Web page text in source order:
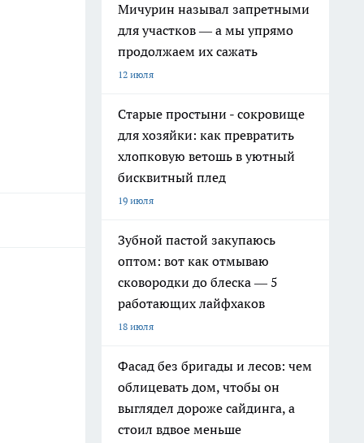
Мичурин называл запретными
для участков — а мы упрямо
продолжаем их сажать
12 июля
Старые простыни - сокровище
для хозяйки: как превратить
хлопковую ветошь в уютный
бисквитный плед
19 июля
Зубной пастой закупаюсь
оптом: вот как отмываю
сковородки до блеска — 5
работающих лайфхаков
18 июля
Фасад без бригады и лесов: чем
облицевать дом, чтобы он
выглядел дороже сайдинга, а
стоил вдвое меньше